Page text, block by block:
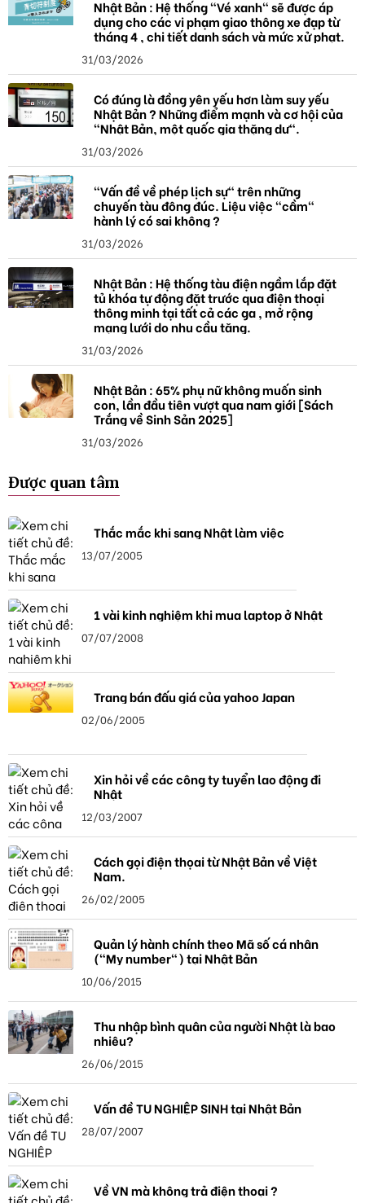
Nhật Bản : Hệ thống "Vé xanh" sẽ được áp
dụng cho các vi phạm giao thông xe đạp từ
tháng 4 , chi tiết danh sách và mức xử phạt.
31/03/2026
Có đúng là đồng yên yếu hơn làm suy yếu
Nhật Bản ? Những điểm mạnh và cơ hội của
"Nhật Bản, một quốc gia thặng dư".
31/03/2026
"Vấn đề về phép lịch sự" trên những
chuyến tàu đông đúc. Liệu việc "cầm"
hành lý có sai không ?
31/03/2026
Nhật Bản : Hệ thống tàu điện ngầm lắp đặt
tủ khóa tự động đặt trước qua điện thoại
thông minh tại tất cả các ga , mở rộng
mạng lưới do nhu cầu tăng.
31/03/2026
Nhật Bản : 65% phụ nữ không muốn sinh
con, lần đầu tiên vượt qua nam giới [Sách
Trắng về Sinh Sản 2025]
31/03/2026
Được quan tâm
Thắc mắc khi sang Nhật làm việc
13/07/2005
1 vài kinh nghiệm khi mua laptop ở Nhật
07/07/2008
Trang bán đấu giá của yahoo Japan
02/06/2005
Xin hỏi về các công ty tuyển lao động đi
Nhật
12/03/2007
Cách gọi điện thọai từ Nhật Bản về Việt
Nam.
26/02/2005
Quản lý hành chính theo Mã số cá nhân
("My number") tại Nhật Bản
10/06/2015
Thu nhập bình quân của người Nhật là bao
nhiêu?
26/06/2015
Vấn đề TU NGHIỆP SINH tại Nhật Bản
28/07/2007
Về VN mà không trả điện thoại ?